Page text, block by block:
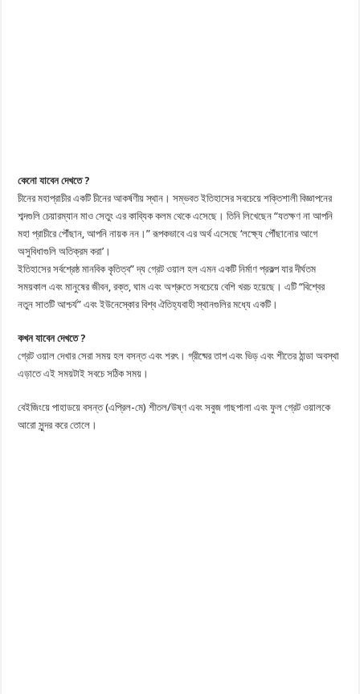
কেনো যাবেন দেখতে ?
চীনের মহাপ্রাচীর একটি চীনের আকর্ষণীয় স্থান। সম্ভবত ইতিহাসের সবচেয়ে শক্তিশালী বিজ্ঞাপনের
শব্দগুলি চেয়ারম্যান মাও সেতুং এর কাব্যিক কলম থেকে এসেছে। তিনি লিখেছেন “যতক্ষণ না আপনি
মহা প্রাচীরে পৌঁছান, আপনি নায়ক নন।” রূপকভাবে এর অর্থ এসেছে ‘লক্ষ্যে পৌঁছানোর আগে
অসুবিধাগুলি অতিক্রম করা’।
ইতিহাসের সর্বশ্রেষ্ঠ মানবিক কৃতিত্ব” দ্য গ্রেট ওয়াল হল এমন একটি নির্মাণ প্রকল্প যার দীর্ঘতম
সময়কাল এবং মানুষের জীবন, রক্ত, ঘাম এবং অশ্রুতে সবচেয়ে বেশি খরচ হয়েছে। এটি “বিশ্বের
নতুন সাতটি আশ্চর্য” এবং ইউনেস্কোর বিশ্ব ঐতিহ্যবাহী স্থানগুলির মধ্যে একটি।
কখন যাবেন দেখতে ?
গ্রেট ওয়াল দেখার সেরা সময় হল বসন্ত এবং শরৎ। গ্রীষ্মের তাপ এবং ভিড় এবং শীতের ঠান্ডা অবস্থা
এড়াতে এই সময়টাই সবচে সঠিক সময়।
বেইজিংয়ে পাহাডয়ে বসন্ত (এপ্রিল-মে) শীতল/উষ্ণ এবং সবুজ গাছপালা এবং ফুল গ্রেট ওয়ালকে
আরো সুন্দর করে তোলে।